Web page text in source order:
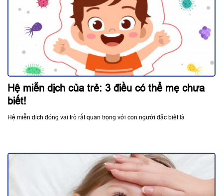
Hệ miễn dịch của trẻ: 3 điều có thể mẹ chưa
biết!
Hệ miễn dịch đóng vai trò rất quan trọng với con người đặc biệt là